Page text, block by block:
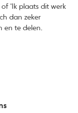
‘Ik plaats dit werk
dan zeker
en te delen.